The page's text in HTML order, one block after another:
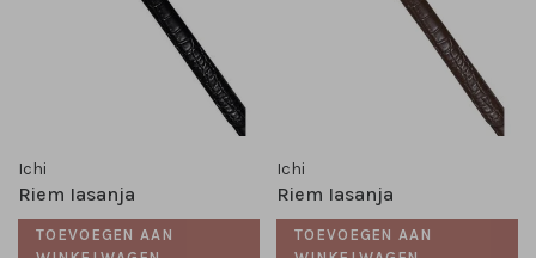
Ichi
Riem Iasanja
TOEVOEGEN AAN
Ichi
Riem Iasanja
TOEVOEGEN AAN